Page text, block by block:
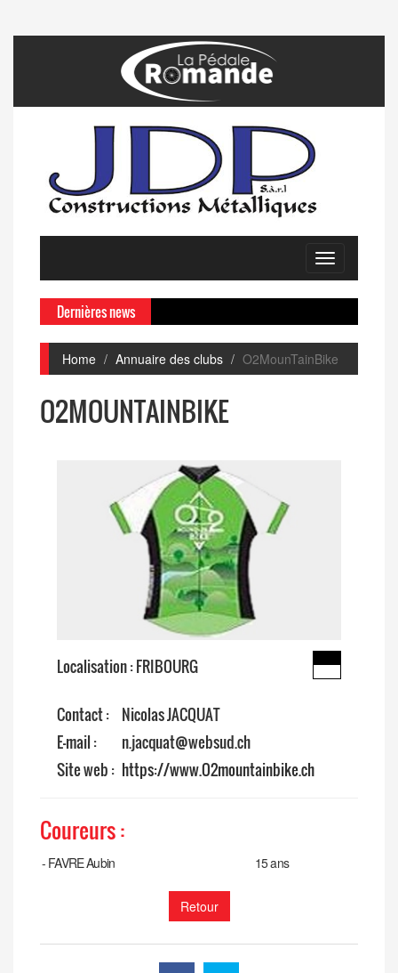
Toggle
navigation
Dernières news
Home Annuaire des clubs O2MounTainBike
O2MOUNTAINBIKE
Localisation : FRIBOURG
Contact : Nicolas JACQUAT
E-mail :
n.jacquat@websud.ch
Site web : https://www.O2mountainbike.ch
Coureurs :
- FAVRE Aubin 15 ans
Retour